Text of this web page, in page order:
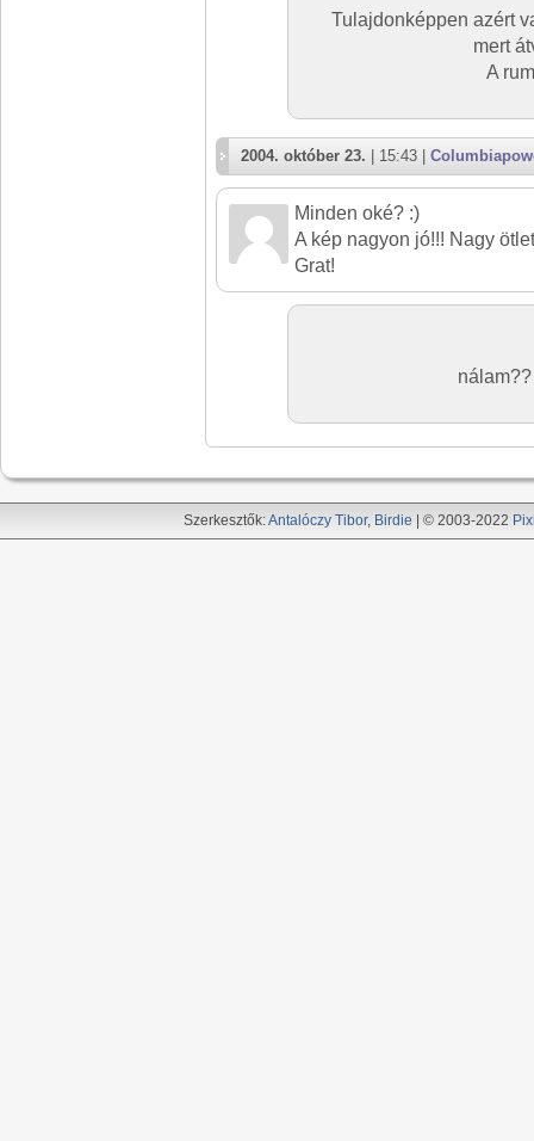
Tulajdonképpen azért
mert
A
2004. október 23. | 15:43 |
Minden oké? :)
A kép nagyon jó!!! Nagy
Grat!
Szerkesztők:Antalóczy Tibor, Birdie | © 2003-2022